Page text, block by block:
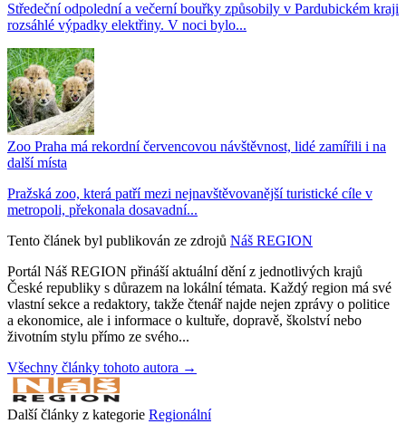
Středeční odpolední a večerní bouřky způsobily v Pardubickém kraji
rozsáhlé výpadky elektřiny. V noci bylo...
Zoo Praha má rekordní červencovou návštěvnost, lidé zamířili i na
další místa
Pražská zoo, která patří mezi nejnavštěvovanější turistické cíle v
metropoli, překonala dosavadní...
Tento článek byl publikován ze zdrojů Náš REGION
Portál Náš REGION přináší aktuální dění z jednotlivých krajů
České republiky s důrazem na lokální témata. Každý region má své
vlastní sekce a redaktory, takže čtenář najde nejen zprávy o politice
a ekonomice, ale i informace o kultuře, dopravě, školství nebo
životním stylu přímo ze svého...
Všechny články tohoto autora →
Další články z kategorie Regionální